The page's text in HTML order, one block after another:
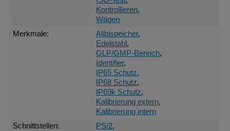
Kontrollieren,
Wägen
Merkmale:
Alibispeicher,
Edelstahl ,
GLP/GMP-Bereich,
Identifier,
IP65 Schutz,
IP68 Schutz,
IP69k Schutz,
Kalibrierung extern,
Kalibrierung intern
Schnittstellen:
PS/2,